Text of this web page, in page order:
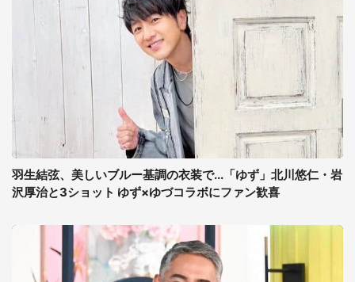
羽生結弦、美しいブルー基調の衣装で...「ゆず」北川悠仁・岩
沢厚治と3ショット ゆず×ゆづコラボにファン歓喜